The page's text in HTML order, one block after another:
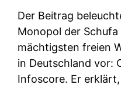
Der Beitrag
Monopol der
mächtigsten freien
in Deutschland vor:
Infoscore. Er